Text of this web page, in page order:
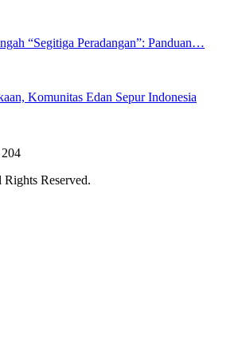
“Segitiga Peradangan”: Panduan…
Komunitas Edan Sepur Indonesia
Reserved.